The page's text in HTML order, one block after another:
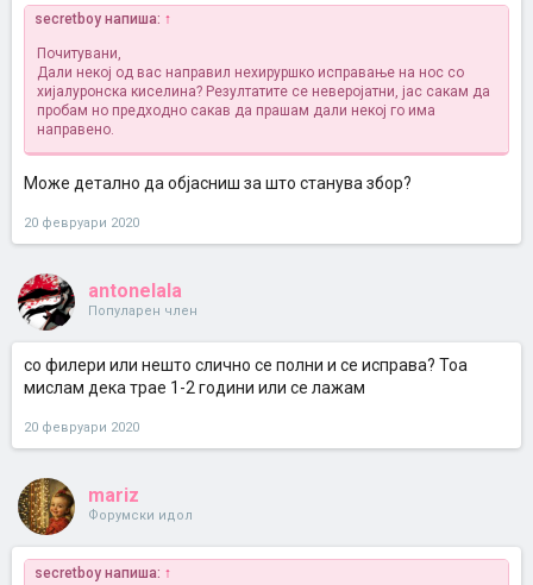
secretboy напиша: ↑
Почитувани,
Дали некој од вас направил нехируршко исправање на нос со
хијалуронска киселина? Резултатите се неверојатни, јас сакам да
пробам но предходно сакав да прашам дали некој го има
направено.
Може детално да објасниш за што станува збор?
20 февруари 2020
antonelala
Популарен член
со филери или нешто слично се полни и се исправа? Тоа
мислам дека трае 1-2 години или се лажам
20 февруари 2020
mariz
Форумски идол
secretboy напиша: ↑